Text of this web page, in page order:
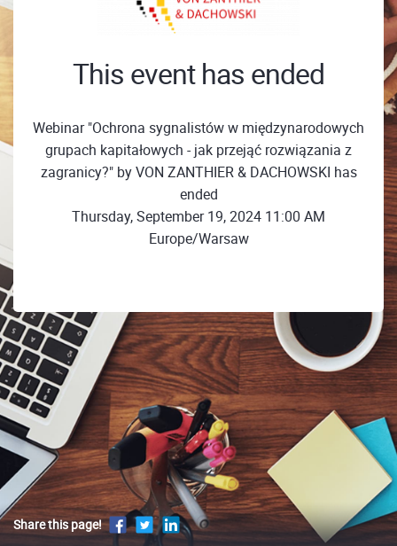
This event has ended
Webinar "Ochrona sygnalistów w międzynarodowych
grupach kapitałowych - jak przejąć rozwiązania z
zagranicy?" by VON ZANTHIER & DACHOWSKI has
ended
Thursday, September 19, 2024 11:00 AM
Europe/Warsaw
Share this page!